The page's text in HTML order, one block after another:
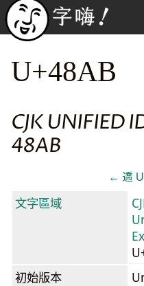
U+48AB
CJK UNIFIED
48AB
← 䢪
文字區域
初始版本